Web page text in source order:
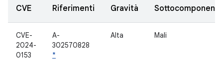
CVE Riferimenti Gravità Sottocomponente
CVE-
2024-
0153
A-
302570828
*
Alta Mali